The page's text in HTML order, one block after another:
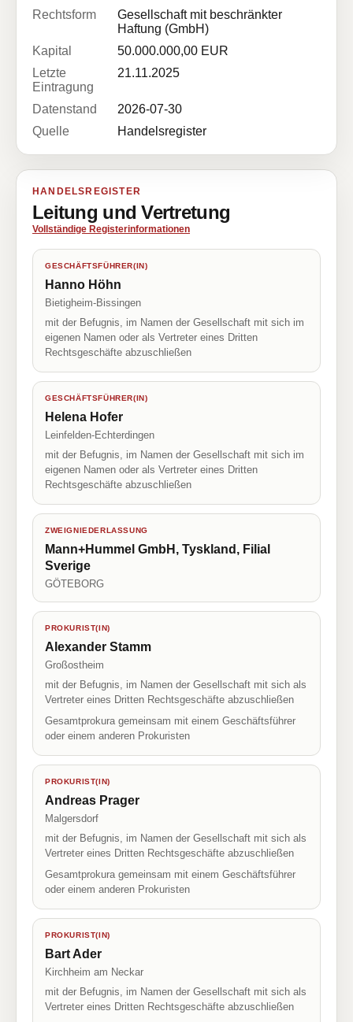
Rechtsform
Gesellschaft mit beschränkter
Haftung (GmbH)
Kapital
50.000.000,00 EUR
Letzte
Eintragung
21.11.2025
Datenstand
2026-07-30
Quelle
Handelsregister
HANDELSREGISTER
Leitung und Vertretung
Vollständige Registerinformationen
GESCHÄFTSFÜHRER(IN)
Hanno Höhn
Bietigheim-Bissingen
mit der Befugnis, im Namen der Gesellschaft mit sich im
eigenen Namen oder als Vertreter eines Dritten
Rechtsgeschäfte abzuschließen
GESCHÄFTSFÜHRER(IN)
Helena Hofer
Leinfelden-Echterdingen
mit der Befugnis, im Namen der Gesellschaft mit sich im
eigenen Namen oder als Vertreter eines Dritten
Rechtsgeschäfte abzuschließen
ZWEIGNIEDERLASSUNG
Mann+Hummel GmbH, Tyskland, Filial
Sverige
GÖTEBORG
PROKURIST(IN)
Alexander Stamm
Großostheim
mit der Befugnis, im Namen der Gesellschaft mit sich als
Vertreter eines Dritten Rechtsgeschäfte abzuschließen
Gesamtprokura gemeinsam mit einem Geschäftsführer
oder einem anderen Prokuristen
PROKURIST(IN)
Andreas Prager
Malgersdorf
mit der Befugnis, im Namen der Gesellschaft mit sich als
Vertreter eines Dritten Rechtsgeschäfte abzuschließen
Gesamtprokura gemeinsam mit einem Geschäftsführer
oder einem anderen Prokuristen
PROKURIST(IN)
Bart Ader
Kirchheim am Neckar
mit der Befugnis, im Namen der Gesellschaft mit sich als
Vertreter eines Dritten Rechtsgeschäfte abzuschließen